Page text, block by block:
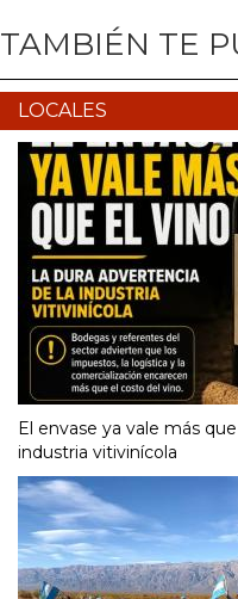
TAMBIÉN TE
LOCALES
El envase ya vale más
industria vitivinícola